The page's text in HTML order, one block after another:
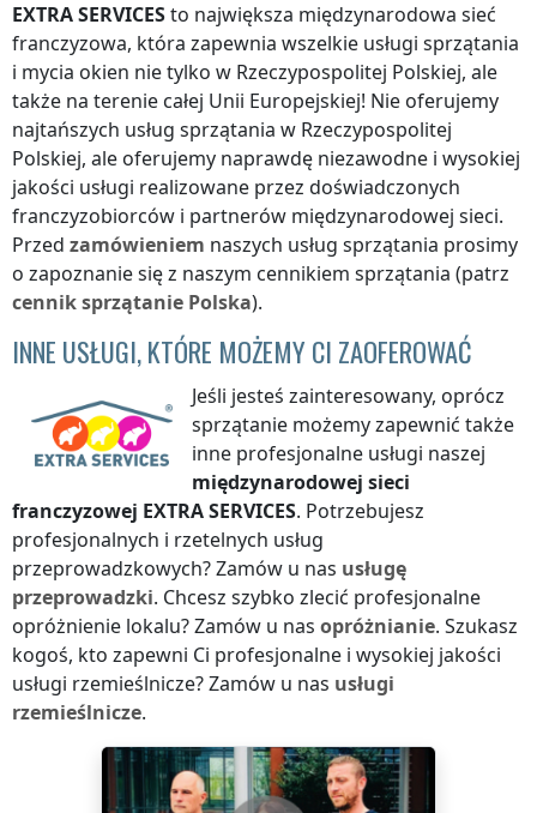
EXTRA SERVICESto największa międzynarodowa sieć
franczyzowa, która zapewnia wszelkie usługi sprzątania
i mycia okien nie tylko w Rzeczypospolitej Polskiej, ale
także na terenie całej Unii Europejskiej! Nie oferujemy
najtańszych usług sprzątania w Rzeczypospolitej
Polskiej, ale oferujemy naprawdę niezawodne i wysokiej
jakości usługi realizowane przez doświadczonych
franczyzobiorców i partnerów międzynarodowej sieci.
Przed zamówieniem naszych usług sprzątania prosimy
o zapoznanie się z naszym cennikiem sprzątania (patrz
cenniksprzątanie Polska).
INNE USŁUGI, KTÓRE MOŻEMY CI ZAOFEROWAĆ
Jeśli jesteś zainteresowany, oprócz
sprzątanie możemy zapewnić także
inne profesjonalne usługi naszej
międzynarodowej sieci
franczyzowej EXTRA SERVICES. Potrzebujesz
profesjonalnych i rzetelnych usług
przeprowadzkowych? Zamów u nas usługę
przeprowadzki. Chcesz szybko zlecić profesjonalne
opróżnienie lokalu? Zamów u nas opróżnianie. Szukasz
kogoś, kto zapewni Ci profesjonalne i wysokiej jakości
usługi rzemieślnicze? Zamów u nas usługi
rzemieślnicze.